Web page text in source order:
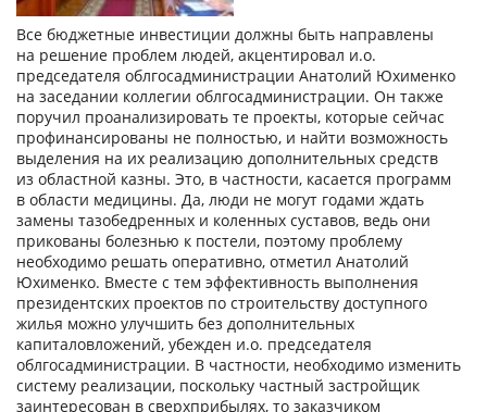
Все бюджетные инвестиции должны быть направлены
на решение проблем людей, акцентировал и.о.
председателя облгосадминистрации Анатолий Юхименко
на заседании коллегии облгосадминистрации. Он также
поручил проанализировать те проекты, которые сейчас
профинансированы не полностью, и найти возможность
выделения на их реализацию дополнительных средств
из областной казны. Это, в частности, касается программ
в области медицины. Да, люди не могут годами ждать
замены тазобедренных и коленных суставов, ведь они
прикованы болезнью к постели, поэтому проблему
необходимо решать оперативно, отметил Анатолий
Юхименко. Вместе с тем эффективность выполнения
президентских проектов по строительству доступного
жилья можно улучшить без дополнительных
капиталовложений, убежден и.о. председателя
облгосадминистрации. В частности, необходимо изменить
систему реализации, поскольку частный застройщик
заинтересован в сверхприбылях, то заказчиком